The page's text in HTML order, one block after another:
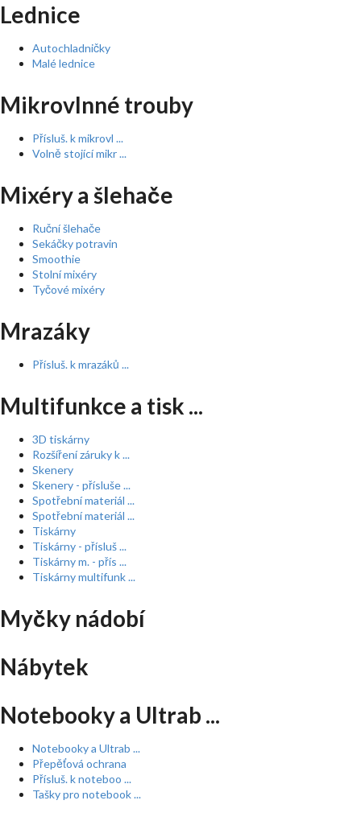
Lednice
Autochladničky
Malé lednice
Mikrovlnné trouby
Přísluš. k mikrovl ...
Volně stojící mikr ...
Mixéry a šlehače
Ruční šlehače
Sekáčky potravin
Smoothie
Stolní mixéry
Tyčové mixéry
Mrazáky
Přísluš. k mrazáků ...
Multifunkce a tisk ...
3D tiskárny
Rozšíření záruky k ...
Skenery
Skenery - přísluše ...
Spotřební materiál ...
Spotřební materiál ...
Tiskárny
Tiskárny - přísluš ...
Tiskárny m. - přís ...
Tiskárny multifunk ...
Myčky nádobí
Nábytek
Notebooky a Ultrab ...
Notebooky a Ultrab ...
Přepěťová ochrana
Přísluš. k noteboo ...
Tašky pro notebook ...